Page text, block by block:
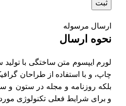
ارسال مرسوله
نحوه ارسال
لورم ایپسوم متن ساختگی با
چاپ، و با استفاده از طراحان
بلکه روزنامه و مجله در ستون و
و برای شرایط فعلی تکنولوژی مورد